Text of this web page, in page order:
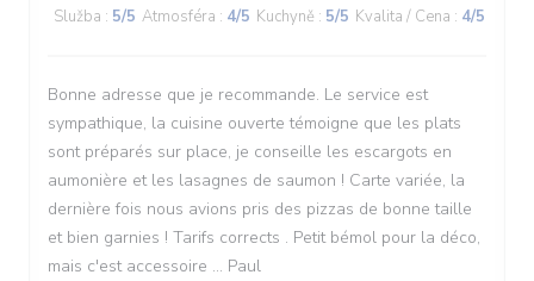
Služba : 5/5 Atmosféra : 4/5 Kuchyně : 5/5 Kvalita / Cena : 4/5
Bonne adresse que je recommande. Le service est
sympathique, la cuisine ouverte témoigne que les plats
sont préparés sur place, je conseille les escargots en
aumonière et les lasagnes de saumon ! Carte variée, la
dernière fois nous avions pris des pizzas de bonne taille
et bien garnies ! Tarifs corrects . Petit bémol pour la déco,
mais c'est accessoire ... Paul